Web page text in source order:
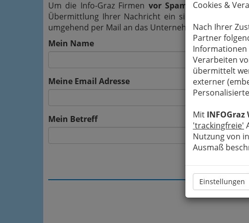
Cookies &
Nach Ihrer
Partner
Informationen
Verarbeiten
übermittelt
externer
Mit INFOGraz
'trackingfreie'
Nutzung von
Ausmaß
Einstellungen
Um die Info-Graz Firmen vor Spam-Mails zu
Übermittlung Ihrer Nachricht ein sicheres
umgehend per Mail an das Unternehmen N & N -
Mein Name
Meine Email Adresse
Mein Betreff